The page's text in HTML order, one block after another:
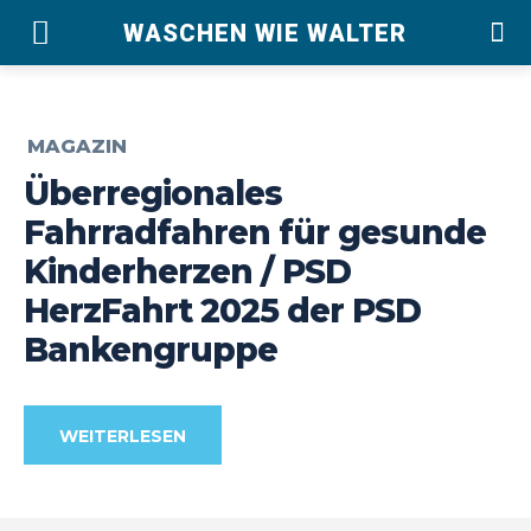
WASCHEN WIE WALTER
MAGAZIN
Überregionales
Fahrradfahren für gesunde
Kinderherzen / PSD
HerzFahrt 2025 der PSD
Bankengruppe
WEITERLESEN